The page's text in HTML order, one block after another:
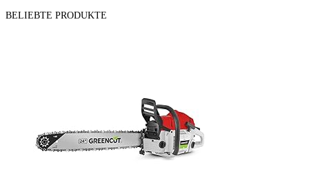
BELIEBTE PRODUKTE